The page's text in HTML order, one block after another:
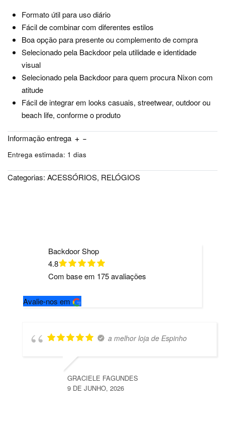
Formato útil para uso diário
Fácil de combinar com diferentes estilos
Boa opção para presente ou complemento de compra
Selecionado pela Backdoor pela utilidade e identidade
visual
Selecionado pela Backdoor para quem procura Nixon com
atitude
Fácil de integrar em looks casuais, streetwear, outdoor ou
beach life, conforme o produto
Informação entrega
Entrega estimada: 1 dias
Categorias: ACESSÓRIOS, RELÓGIOS
Backdoor Shop
4.8
Com base em 175avaliações
Avalie-nos em
a melhor loja de Espinho
GRACIELE FAGUNDES
9 DE JUNHO, 2026